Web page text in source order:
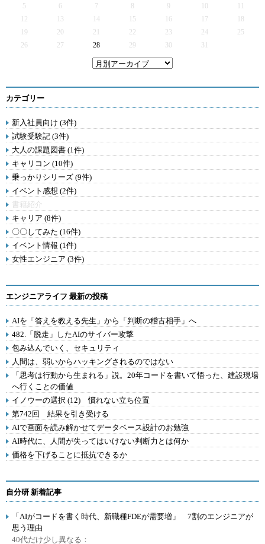
5
6 7 9
12
13 14 15 16 17
19
20 21 22 23 24
25
26
27 28 29 30 31
カテゴリー
新入社員向け (3件)
試験受験記 (3件)
大人の課題図書 (1件)
キャリコン (10件)
乗っかりシリーズ (9件)
イベント感想 (2件)
書籍紹介
キャリア (8件)
〇〇してみた (16件)
イベント情報 (1件)
女性エンジニア (3件)
エンジニアライフ 最新の投稿
AIを「答えを教える先生」から「判断の稽古相手」へ
482.「脱走」したAIのサイバー攻撃
包み込んでいく、セキュリティ
人間は、弱いからハッキングされるのではない
「思考は行動から生まれる」説。20年コードを書いて悟った、建設現場
へ行くことの価値
イノウーの選択 (12) 慣れない立ち位置
第742回 結果を引き受ける
AIで画面を読み解かせてデータベース設計のお勉強
AI時代に、人間が失ってはいけない判断力とは何か
価格を下げることに抵抗できるか
自分研 新着記事
「AIがコードを書く時代、新職種FDEが需要増」 7割のエンジニアが
思う理由
40代だけ少し異なる：